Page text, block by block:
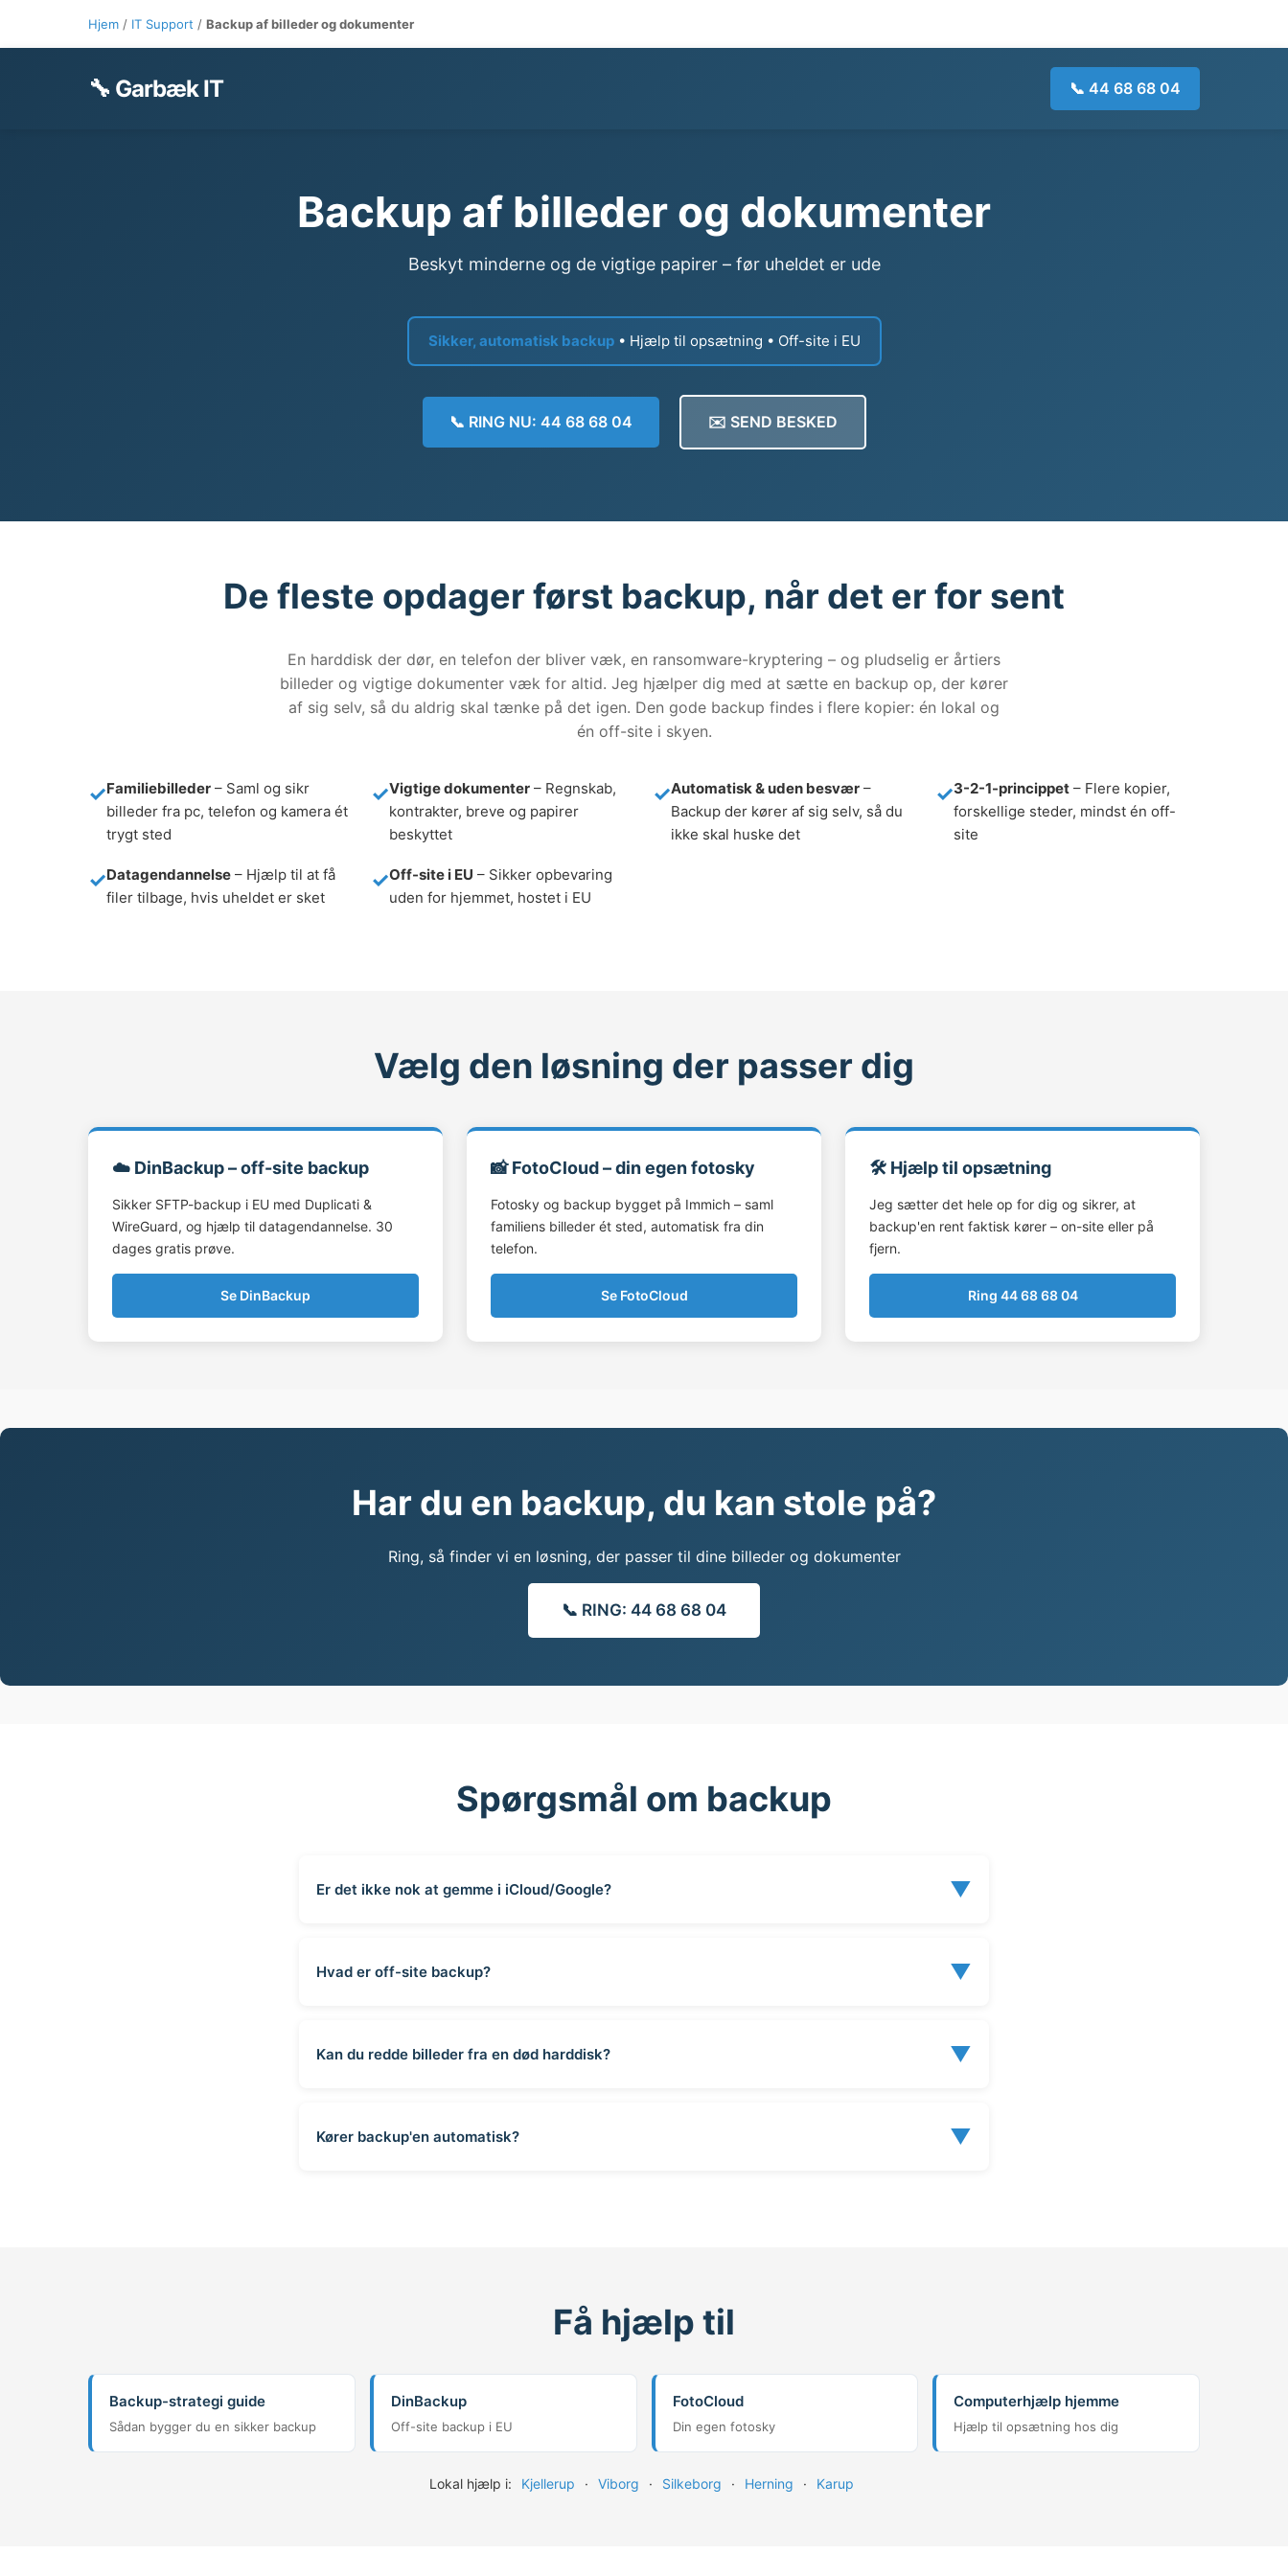
Hjem / IT Support / Backup af billeder og dokumenter
🔧 Garbæk IT 📞 44 68 68 04
Backup af billeder og dokumenter
Beskyt minderne og de vigtige papirer – før uheldet er ude
Sikker, automatisk backup• Hjælp til opsætning • Off-site i EU
📞 RING NU: 44 68 68 04 ✉️ SEND BESKED
De fleste opdager først backup, når det er for sent
En harddisk der dør, en telefon der bliver væk, en ransomware-kryptering – og pludselig er årtiers
billeder og vigtige dokumenter væk for altid. Jeg hjælper dig med at sætte en backup op, der kører
af sig selv, så du aldrig skal tænke på det igen. Den gode backup findes i flere kopier: én lokal og
én off-site i skyen.
Familiebilleder – Saml og sikr
billeder fra pc, telefon og kamera ét
trygt sted
Vigtige dokumenter– Regnskab,
kontrakter, breve og papirer
beskyttet
Automatisk & uden besvær –
Backup der kører af sig selv, så du
ikke skal huske det
3-2-1-princippet– Flere kopier,
forskellige steder, mindst én off-
site
Datagendannelse – Hjælp til at få
filer tilbage, hvis uheldet er sket
Off-site i EU – Sikker opbevaring
uden for hjemmet, hostet i EU
Vælg den løsning der passer dig
☁️ DinBackup – off-site backup
Sikker SFTP-backup i EU med Duplicati &
WireGuard, og hjælp til datagendannelse. 30
dages gratis prøve.
Se DinBackup
📸 FotoCloud – din egen fotosky
Fotosky og backup bygget på Immich – saml
familiens billeder ét sted, automatisk fra din
telefon.
Se FotoCloud
🛠️ Hjælp til opsætning
Jeg sætter det hele op for dig og sikrer, at
backup'en rent faktisk kører – on-site eller på
fjern.
Ring 44 68 68 04
Har du en backup, du kan stole på?
Ring, så finder vi en løsning, der passer til dine billeder og dokumenter
📞 RING: 44 68 68 04
Spørgsmål om backup
Er det ikke nok at gemme i iCloud/Google? ▼
Hvad er off-site backup? ▼
Kan du redde billeder fra en død harddisk? ▼
Kører backup'en automatisk? ▼
Få hjælp til
Backup-strategi guide
Sådan bygger du en sikker backup
DinBackup
Off-site backup i EU
FotoCloud
Din egen fotosky
Computerhjælp hjemme
Hjælp til opsætning hos dig
Lokal hjælp i: Kjellerup · Viborg · Silkeborg · Herning · Karup